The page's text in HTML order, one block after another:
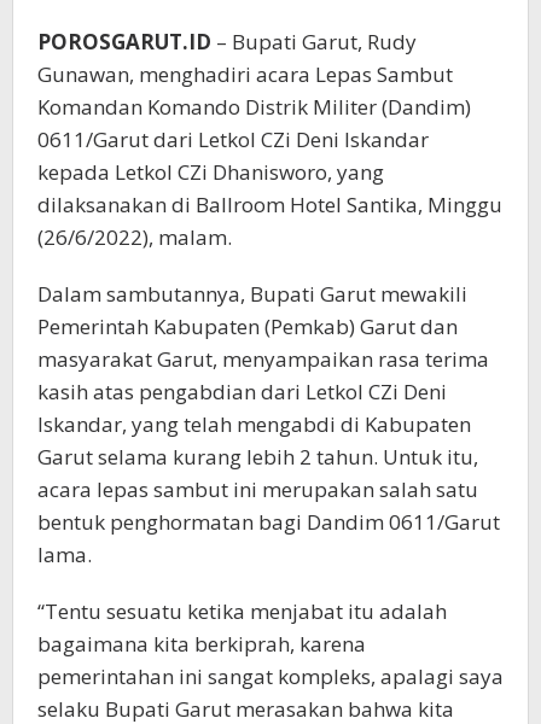
POROSGARUT.ID – Bupati Garut, Rudy
Gunawan, menghadiri acara Lepas Sambut
Komandan Komando Distrik Militer (Dandim)
0611/Garut dari Letkol CZi Deni Iskandar
kepada Letkol CZi Dhanisworo, yang
dilaksanakan di Ballroom Hotel Santika, Minggu
(26/6/2022), malam.
Dalam sambutannya, Bupati Garut mewakili
Pemerintah Kabupaten (Pemkab) Garut dan
masyarakat Garut, menyampaikan rasa terima
kasih atas pengabdian dari Letkol CZi Deni
Iskandar, yang telah mengabdi di Kabupaten
Garut selama kurang lebih 2 tahun. Untuk itu,
acara lepas sambut ini merupakan salah satu
bentuk penghormatan bagi Dandim 0611/Garut
lama.
“Tentu sesuatu ketika menjabat itu adalah
bagaimana kita berkiprah, karena
pemerintahan ini sangat kompleks, apalagi saya
selaku Bupati Garut merasakan bahwa kita